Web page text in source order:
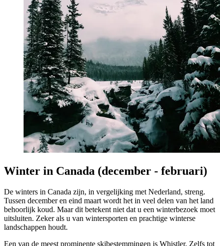
Winter in Canada (december - februari)
De winters in Canada zijn, in vergelijking met Nederland, streng.
Tussen december en eind maart wordt het in veel delen van het land
behoorlijk koud. Maar dit betekent niet dat u een winterbezoek moet
uitsluiten. Zeker als u van wintersporten en prachtige winterse
landschappen houdt.
Een van de meest prominente skibestemmingen is Whistler. Zelfs tot